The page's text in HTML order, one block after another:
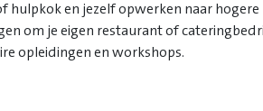
en jezelf opwerken naar hogere
om je eigen restaurant of
opleidingen en workshops.